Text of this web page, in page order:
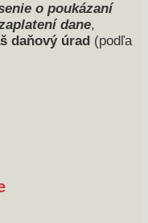
o poukázaní
dane,
daňový úrad (podľa